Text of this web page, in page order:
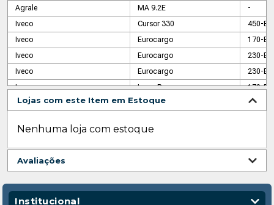
Agrale
MA 9.2E
-
Iveco
Cursor 330
450-
Iveco
Eurocargo
170-
Iveco
Eurocargo
230-
Iveco
Eurocargo
230-
Iveco
Iveco Bus
170-
Iveco
Stralis 330
450-
Iveco
Stralis 360
Iveco
Stralis 360
500-
Iveco
Stralis 380
570-
Iveco
490-
Lojas com este Item em Estoque
Nenhuma loja com estoque
Avaliações
Institucional